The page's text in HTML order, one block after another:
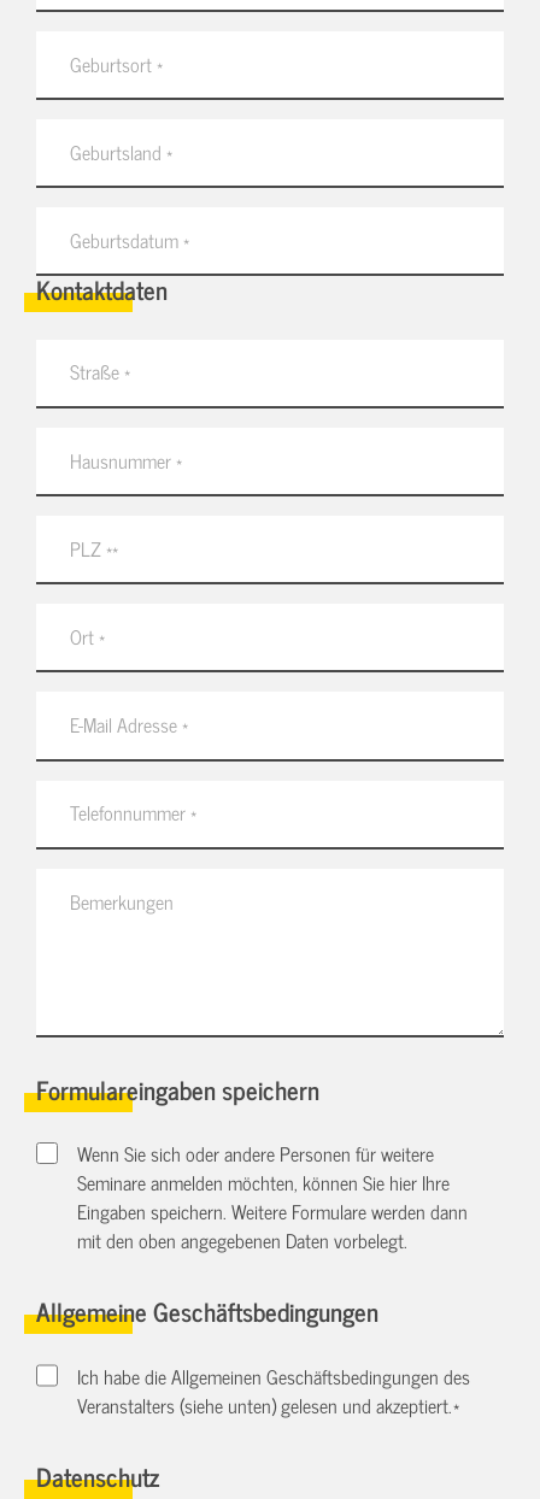
Kontaktdaten
Formulareingaben speichern
Wenn Sie sich oder andere Personen für weitere
Seminare anmelden möchten, können Sie hier Ihre
Eingaben speichern. Weitere Formulare werden dann
mit den oben angegebenen Daten vorbelegt.
Allgemeine Geschäftsbedingungen
Ich habe die Allgemeinen Geschäftsbedingungen des
Veranstalters (siehe unten) gelesen und akzeptiert.*
Datenschutz